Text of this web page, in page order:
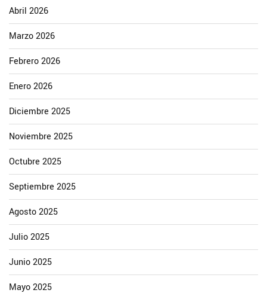
Abril 2026
Marzo 2026
Febrero 2026
Enero 2026
Diciembre 2025
Noviembre 2025
Octubre 2025
Septiembre 2025
Agosto 2025
Julio 2025
Junio 2025
Mayo 2025